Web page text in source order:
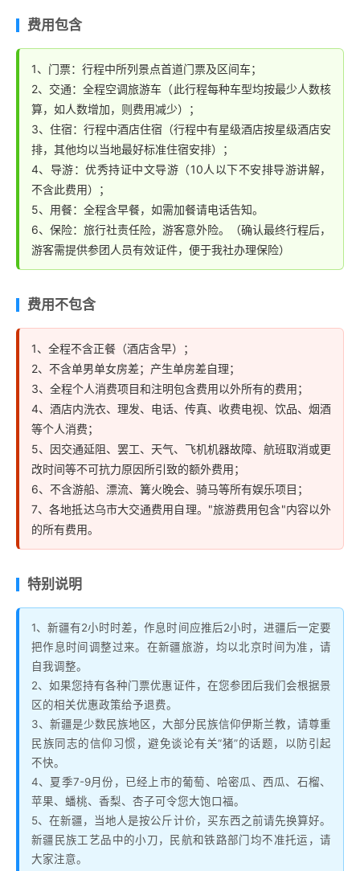
费用包含
1、门票：行程中所列景点首道门票及区间车；
2、交通：全程空调旅游车（此行程每种车型均按最少人数核
算，如人数增加，则费用减少）；
3、住宿：行程中酒店住宿（行程中有星级酒店按星级酒店安
排，其他均以当地最好标准住宿安排）；
4、导游：优秀持证中文导游（10人以下不安排导游讲解，
不含此费用）；
5、用餐：全程含早餐，如需加餐请电话告知。
6、保险：旅行社责任险，游客意外险。（确认最终行程后，
游客需提供参团人员有效证件，便于我社办理保险）
费用不包含
1、全程不含正餐（酒店含早）；
2、不含单男单女房差；产生单房差自理；
3、全程个人消费项目和注明包含费用以外所有的费用；
4、酒店内洗衣、理发、电话、传真、收费电视、饮品、烟酒
等个人消费；
5、因交通延阻、罢工、天气、飞机机器故障、航班取消或更
改时间等不可抗力原因所引致的额外费用；
6、不含游船、漂流、篝火晚会、骑马等所有娱乐项目；
7、各地抵达乌市大交通费用自理。"旅游费用包含"内容以外
的所有费用。
特别说明
1、新疆有2小时时差，作息时间应推后2小时，进疆后一定要
把作息时间调整过来。在新疆旅游，均以北京时间为准，请
自我调整。
2、如果您持有各种门票优惠证件，在您参团后我们会根据景
区的相关优惠政策给予退费。
3、新疆是少数民族地区，大部分民族信仰伊斯兰教，请尊重
民族同志的信仰习惯，避免谈论有关“猪”的话题，以防引起
不快。
4、夏季7-9月份，已经上市的葡萄、哈密瓜、西瓜、石榴、
苹果、蟠桃、香梨、杏子可令您大饱口福。
5、在新疆，当地人是按公斤计价，买东西之前请先换算好。
新疆民族工艺品中的小刀，民航和铁路部门均不准托运，请
大家注意。